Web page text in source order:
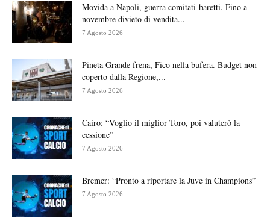
Movida a Napoli, guerra comitati-baretti. Fino a
novembre divieto di vendita...
7 Agosto 2026
Pineta Grande frena, Fico nella bufera. Budget non
coperto dalla Regione,...
7 Agosto 2026
Cairo: “Voglio il miglior Toro, poi valuterò la
cessione”
7 Agosto 2026
Bremer: “Pronto a riportare la Juve in Champions”
7 Agosto 2026